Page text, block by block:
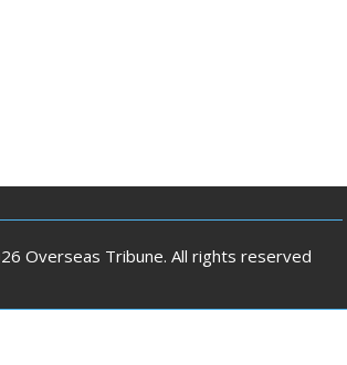
Overseas Tribune. All rights reserved